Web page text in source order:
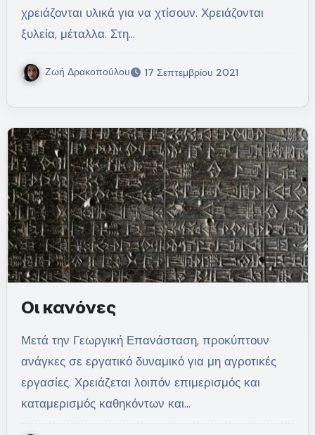
χρειάζονται υλικά για να χτίσουν. Χρειάζονται
ξυλεία, μέταλλα. Στη…
Ζωή Δρακοπούλου 17 Σεπτεμβρίου 2021
Οι κανόνες
Μετά την Γεωργική Επανάσταση, προκύπτουν
ανάγκες σε εργατικό δυναμικό για μη αγροτικές
εργασίες. Χρειάζεται λοιπόν επιμερισμός και
καταμερισμός καθηκόντων και…